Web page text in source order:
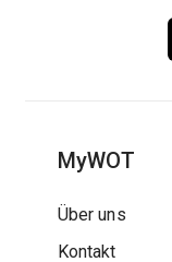
MyWOT
Über uns
Kontakt